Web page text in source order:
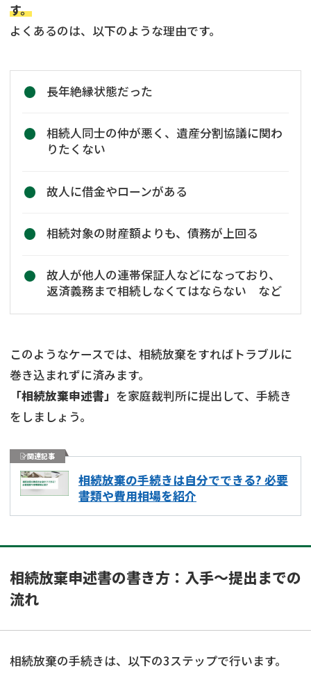
す。
よくあるのは、以下のような理由です。
長年絶縁状態だった
相続人同士の仲が悪く、遺産分割協議に関わ
りたくない
故人に借金やローンがある
相続対象の財産額よりも、債務が上回る
故人が他人の連帯保証人などになっており、
返済義務まで相続しなくてはならない など
このようなケースでは、相続放棄をすればトラブルに
巻き込まれずに済みます。
「相続放棄申述書」 を家庭裁判所に提出して、手続き
をしましょう。
関連記事
相続放棄の手続きは自分でできる? 必要
書類や費用相場を紹介
相続放棄申述書の書き方：入手〜提出までの
流れ
相続放棄の手続きは、以下の3ステップで行います。